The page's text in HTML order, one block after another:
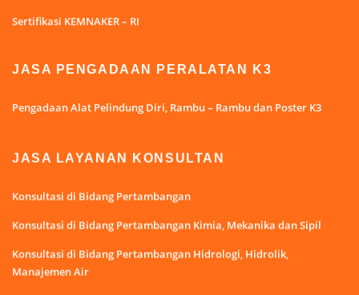
Sertifikasi KEMNAKER – RI
JASA PENGADAAN PERALATAN K3
Pengadaan Alat Pelindung Diri, Rambu – Rambu dan Poster K3
JASA LAYANAN KONSULTAN
Konsultasi di Bidang Pertambangan
Konsultasi di Bidang Pertambangan Kimia, Mekanika dan Sipil
Konsultasi di Bidang Pertambangan Hidrologi, Hidrolik,
Manajemen Air